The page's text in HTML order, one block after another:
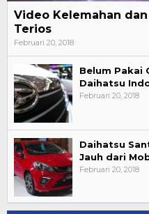
Video Kelemahan
Terios
Februari 20, 2018
Belum Pakai
Daihatsu
Februari 20, 2018
Daihatsu
Jauh dari
Februari 20, 2018